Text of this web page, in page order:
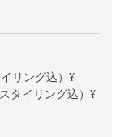
リング込）¥
タイリング込）¥